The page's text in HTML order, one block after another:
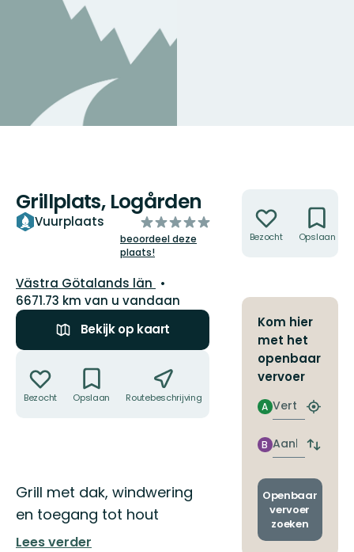
Grillplats, Logården
Vuurplaats
van
5
sterren
beoordeel deze
plaats!
Regio:
Västra Götalands län
6671.73 km van u vandaan
Bekijk op kaart
Bezocht Opslaan Routebeschrijving
Omschrijving
Grill met dak, windwering
en toegang tot hout
Lees verder
Bezocht Opslaan
Kom hier
met het
openbaar
vervoer
Vertrek
A
Zoek
halte
Aankomst
B
Wissel
en
Openbaar
vervoer
zoeken